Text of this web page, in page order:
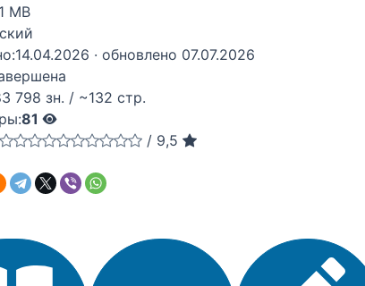
MB
14.04.2026 · обновлено 07.07.2026
798 зн. / ~132 стр.
81
/ 9,5